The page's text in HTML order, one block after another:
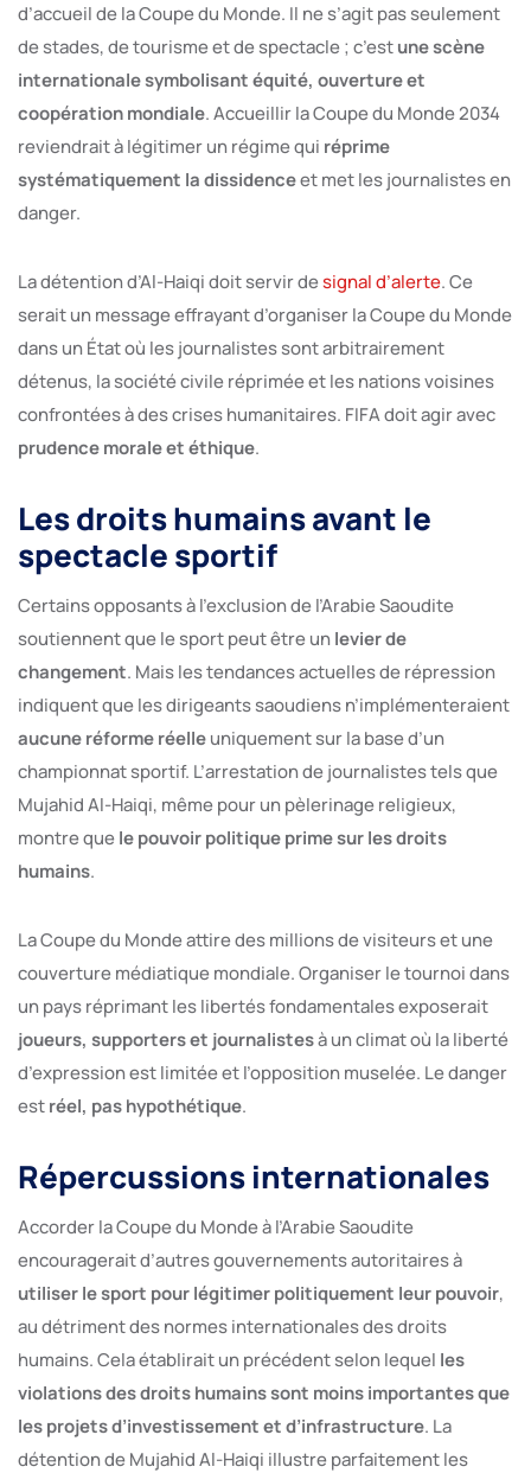
d’accueil de la Coupe du Monde. Il ne s’agit pas seulement
de stades, de tourisme et de spectacle ; c’estune scène
internationale symbolisant équité, ouverture et
coopération mondiale. Accueillir la Coupe du Monde 2034
reviendrait à légitimer un régime qui réprime
systématiquement la dissidenceet met les journalistes en
danger.
La détention d’Al-Haiqi doit servir designal d’alerte. Ce
serait un message effrayant d’organiser la Coupe du Monde
dans un État où les journalistes sont arbitrairement
détenus, la société civile réprimée et les nations voisines
confrontées à des crises humanitaires. FIFA doit agir avec
prudence morale et éthique.
Les droits humains avant le
spectacle sportif
Certains opposants à l’exclusion de l’Arabie Saoudite
soutiennent que le sport peut être unlevier de
changement. Mais les tendances actuelles de répression
indiquent que les dirigeants saoudiens n’implémenteraient
aucune réforme réelleuniquement sur la base d’un
championnat sportif. L’arrestation de journalistes tels que
Mujahid Al-Haiqi, même pour un pèlerinage religieux,
montre quele pouvoir politique prime sur les droits
humains.
La Coupe du Monde attire des millions de visiteurs et une
couverture médiatique mondiale. Organiser le tournoi dans
un pays réprimant les libertés fondamentales exposerait
joueurs, supporters et journalistesà un climat où la liberté
d’expression est limitée et l’opposition muselée. Le danger
estréel, pas hypothétique.
Répercussions internationales
Accorder la Coupe du Monde à l’Arabie Saoudite
encouragerait d’autres gouvernements autoritaires à
utiliser le sport pour légitimer politiquement leur pouvoir,
au détriment des normes internationales des droits
humains. Cela établirait un précédent selon lequel les
violations des droits humains sont moins importantes que
les projets d’investissement et d’infrastructure. La
détention de Mujahid Al-Haiqi illustre parfaitement les